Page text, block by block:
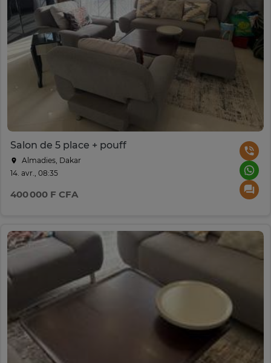
Salon de 5 place + pouff
Almadies, Dakar
14. avr., 08:35
400 000 F CFA